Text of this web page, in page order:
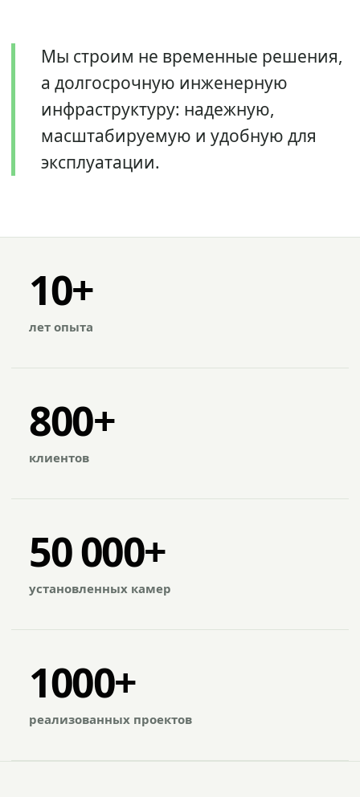
Мы строим не временные решения,
а долгосрочную инженерную
инфраструктуру: надежную,
масштабируемую и удобную для
эксплуатации.
10+
лет опыта
800+
клиентов
50 000+
установленных камер
1000+
реализованных проектов